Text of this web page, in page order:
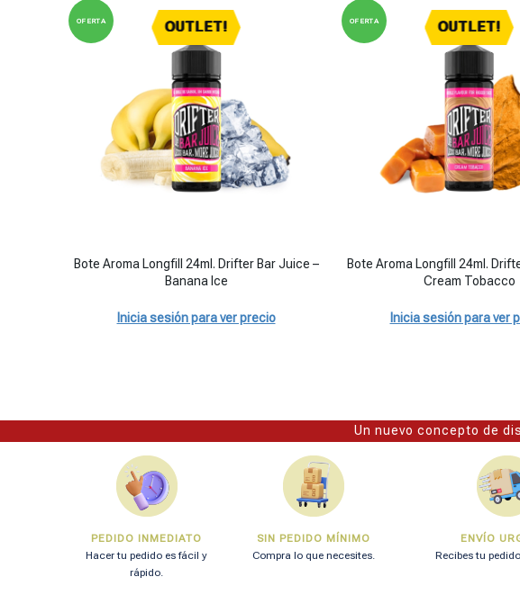
OUTLET!
OFERTA
Bote Aroma Longfill 24ml. Drifter Bar Juice - Banana Ice cantidad
Bote Aroma Longfill 24ml. Drifter Bar Juice –
Banana Ice
Inicia sesión para ver precio
OUTLET!
OFERTA
Bote Aroma Longfill 24ml.
Bote Aroma Longfill 24ml.
Cream Tobacco
Inicia sesión para ver
Un nuevo concepto de
PEDIDO INMEDIATO
Hacer tu pedido es fácil y
rápido.
SIN PEDIDO MÍNIMO
Compra lo que necesites.
ENVÍO
Recibes tu